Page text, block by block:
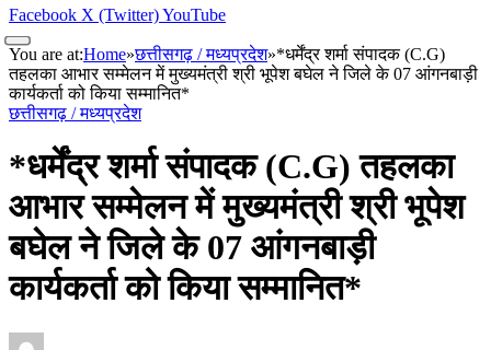
Facebook X (Twitter)YouTube
You are at:Home»छत्तीसगढ़ / मध्यप्रदेश»*धर्मेंद्र शर्मा संपादक (C.G)
तहलका आभार सम्मेलन में मुख्यमंत्री श्री भूपेश बघेल ने जिले के 07 आंगनबाड़ी
कार्यकर्ता को किया सम्मानित*
छत्तीसगढ़ / मध्यप्रदेश
*धर्मेंद्र शर्मा संपादक (C.G) तहलका
आभार सम्मेलन में मुख्यमंत्री श्री भूपेश
बघेल ने जिले के 07 आंगनबाड़ी
कार्यकर्ता को किया सम्मानित*